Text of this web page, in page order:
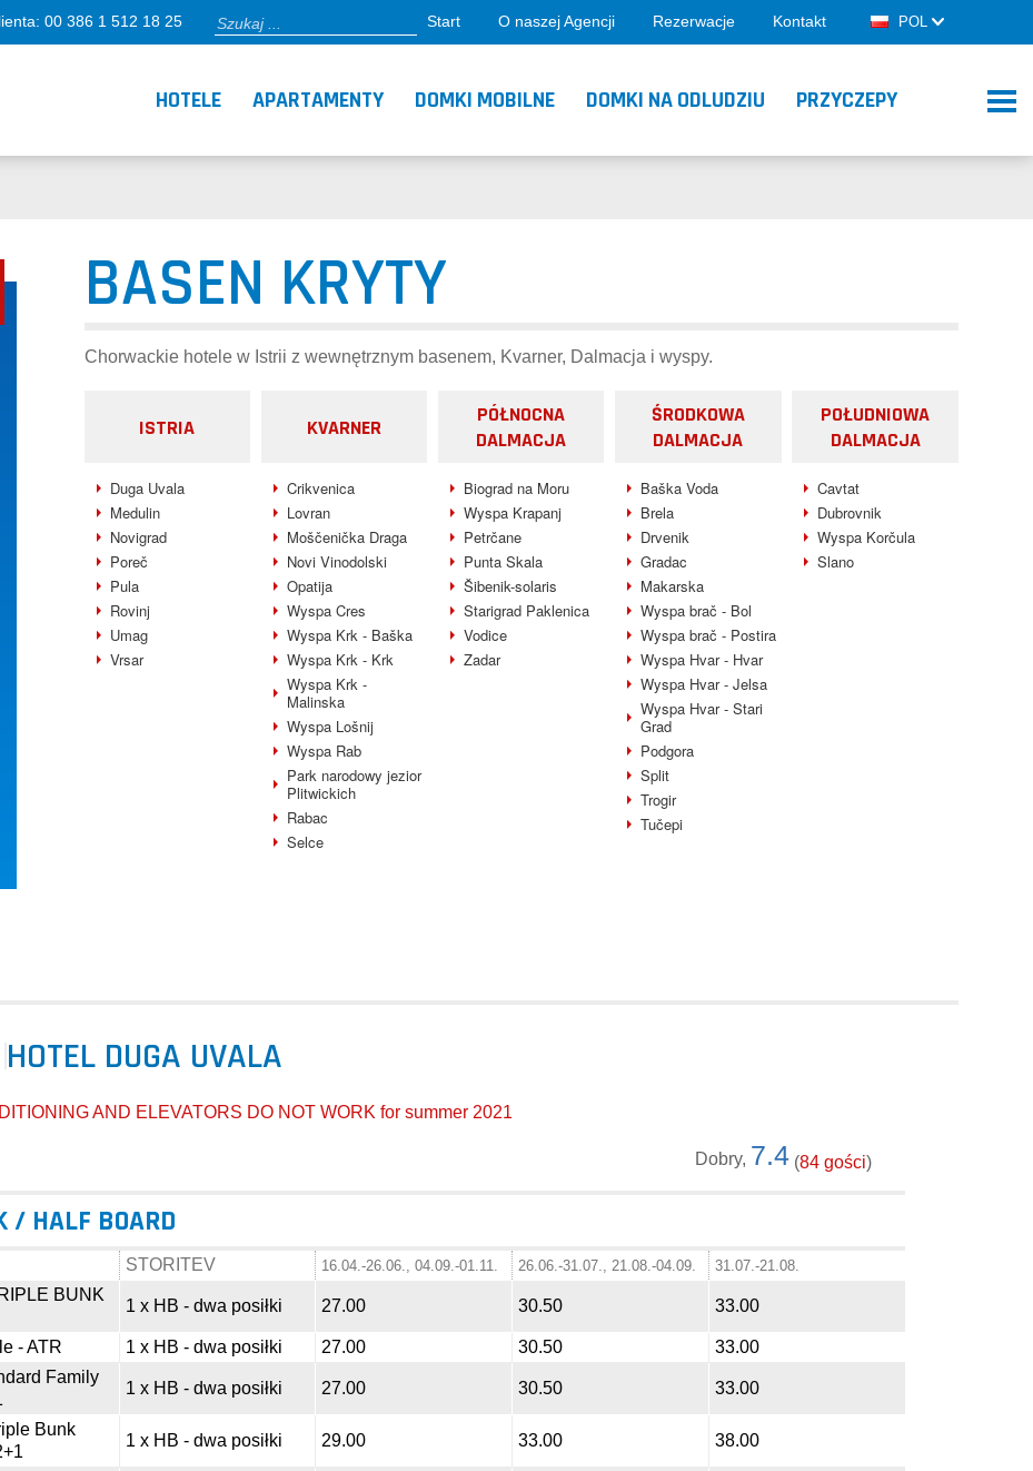
HOTELE APARTAMENTY DOMKI MOBILNE DOMKI NA ODLUDZIU PRZYCZEPY
POL
00 386 1 512 18 25 Start O naszej Agencji Rezerwacje Kontakt
BASEN KRYTY
Chorwackie hotele w Istrii z wewnętrznym basenem, Kvarner, Dalmacja i wyspy.
ISTRIA
Duga Uvala
Medulin
Novigrad
Poreč
Pula
Rovinj
Umag
Vrsar
KVARNER
Crikvenica
Lovran
Moščenička Draga
Novi Vinodolski
Opatija
Wyspa Cres
Wyspa Krk - Baška
Wyspa Krk - Krk
Wyspa Krk -
Malinska
Wyspa Lošnij
Wyspa Rab
Park narodowy jezior
Plitwickich
Rabac
Selce
PÓŁNOCNA
DALMACJA
Biograd na Moru
Wyspa Krapanj
Petrčane
Punta Skala
Šibenik-solaris
Starigrad Paklenica
Vodice
Zadar
ŚRODKOWA
DALMACJA
Baška Voda
Brela
Drvenik
Gradac
Makarska
Wyspa brač - Bol
Wyspa brač - Postira
Wyspa Hvar - Hvar
Wyspa Hvar - Jelsa
Wyspa Hvar - Stari
Grad
Podgora
Split
Trogir
Tučepi
POŁUDNIOWA
DALMACJA
Cavtat
Dubrovnik
Wyspa Korčula
Slano
HOTEL DUGA UVALA
AND ELEVATORS DO NOT WORK for summer 2021
Dobry, 7.4 (84 gości)
/ HALF BOARD
STORITEV 16.04.-26.06., 04.09.-01.11. 26.06.-31.07., 21.08.-04.09. 31.07.-21.08.
BUNK
1 x HB - dwa posiłki 27.00 30.50 33.00
- ATR 1 x HB - dwa posiłki 27.00 30.50
33.00
Family
1 x HB - dwa posiłki 27.00 30.50 33.00
Bunk
1 x HB - dwa posiłki 29.00 33.00 38.00